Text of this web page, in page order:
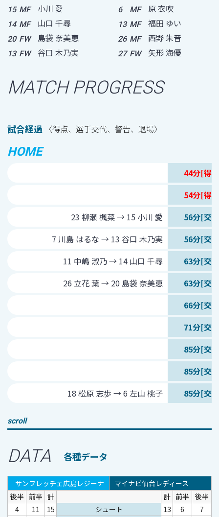
15 MF 小川 愛
14 MF 山口 千尋
20 FW 島袋 奈美恵
13 FW 谷口 木乃実
6 MF 原 衣吹
13 MF 福田 ゆい
26 MF 西野 朱音
27 FW 矢形 海優
MATCH PROGRESS
試合経過 〈得点、選手交代、警告、退場〉
HOME
44分[得
54分[得
23 柳瀬 楓菜 → 15 小川 愛
56分[交
7 川島 はるな → 13 谷口 木乃実
56分[交
11 中嶋 淑乃 → 14 山口 千尋
63分[交
26 立花 葉 → 20 島袋 奈美恵
63分[交
66分[交
71分[交
85分[交
85分[交
18 松原 志歩 → 6 左山 桃子
85分[交
scroll
DATA 各種データ
サンフレッチェ広島レジーナ
マイナビ仙台レディース
後半 前半 計 計 前半
後半
4
11 15 シュート 13 6
7